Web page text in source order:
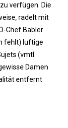
verfügen. Die
radelt mit
Chef Babler
fehlt) luftige
(vmtl.
Damen
entfernt